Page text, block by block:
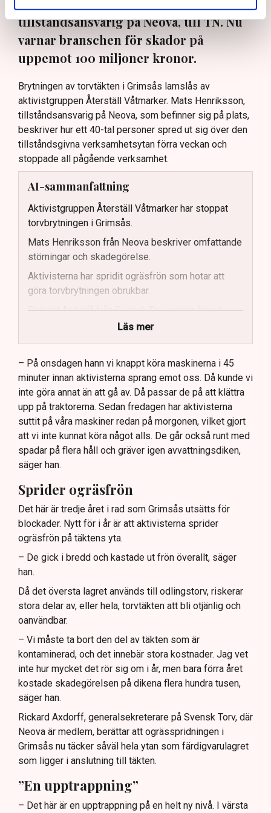
tillståndsansvarig på Neova, till TN. Nu
varnar branschen för skador på
uppemot 100 miljoner kronor.
Brytningen av torvtäkten i Grimsås lamslås av
aktivistgruppen Återställ Våtmarker. Mats Henriksson,
tillståndsansvarig på Neova, som befinner sig på plats,
beskriver hur ett 40-tal personer spred ut sig över den
tillståndsgivna verksamhetsytan förra veckan och
stoppade all pågående verksamhet.
AI-sammanfattning
Aktivistgruppen Återställ Våtmarker har stoppat
torvbrytningen i Grimsås.
Mats Henriksson från Neova beskriver omfattande
störningar och skadegörelse.
Aktivisterna har spridit ogräsfrön som hotar att
göra torvbrytningen obrukbar.
Rickard Axdorff från Svensk Torv varnar för ett
stort ekonomiskt sabotage.
Dialogpolisen på plats står maktlös inför
aktivisternas handlingar.
Frågor kvarstår om finansiering av illegal aktivism.
Läs mer
– På onsdagen hann vi knappt köra maskinerna i 45
minuter innan aktivisterna sprang emot oss. Då kunde vi
inte göra annat än att gå av. Då passar de på att klättra
upp på traktorerna. Sedan fredagen har aktivisterna
suttit på våra maskiner redan på morgonen, vilket gjort
att vi inte kunnat köra något alls. De går också runt med
spadar på flera håll och gräver igen avvattningsdiken,
säger han.
Sprider ogräsfrön
Det här är tredje året i rad som Grimsås utsätts för
blockader. Nytt för i år är att aktivisterna sprider
ogräsfrön på täktens yta.
– De gick i bredd och kastade ut frön överallt, säger
han.
Då det översta lagret används till odlingstorv, riskerar
stora delar av, eller hela, torvtäkten att bli otjänlig och
oanvändbar.
– Vi måste ta bort den del av täkten som är
kontaminerad, och det innebär stora kostnader. Jag vet
inte hur mycket det rör sig om i år, men bara förra året
kostade skadegörelsen på dikena flera hundra tusen,
säger han.
Rickard Axdorff, generalsekreterare på Svensk Torv, där
Neova är medlem, berättar att ogrässpridningen i
Grimsås nu täcker såväl hela ytan som färdigvarulagret
som ligger i anslutning till täkten.
”En upptrappning”
– Det här är en upptrappning på en helt ny nivå. I värsta